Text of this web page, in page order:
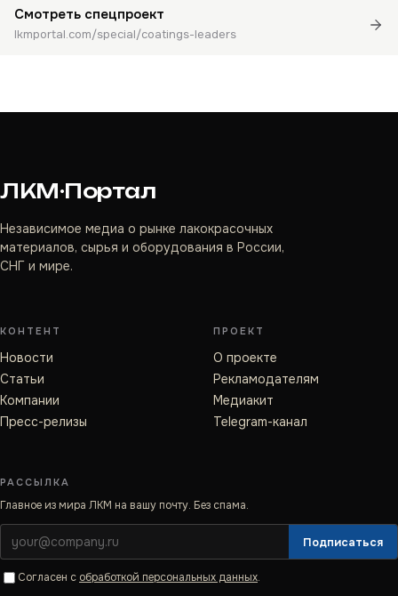
Смотреть спецпроект
lkmportal.com/special/coatings-leaders
ЛКМ·Портал
Независимое медиа о рынке лакокрасочных
материалов, сырья и оборудования в России,
СНГ и мире.
КОНТЕНТ
Новости
Статьи
Компании
Пресс-релизы
ПРОЕКТ
О проекте
Рекламодателям
Медиакит
Telegram-канал
РАССЫЛКА
Главное из мира ЛКМ на вашу почту. Без спама.
Подписаться
Согласен с обработкой персональных данных.